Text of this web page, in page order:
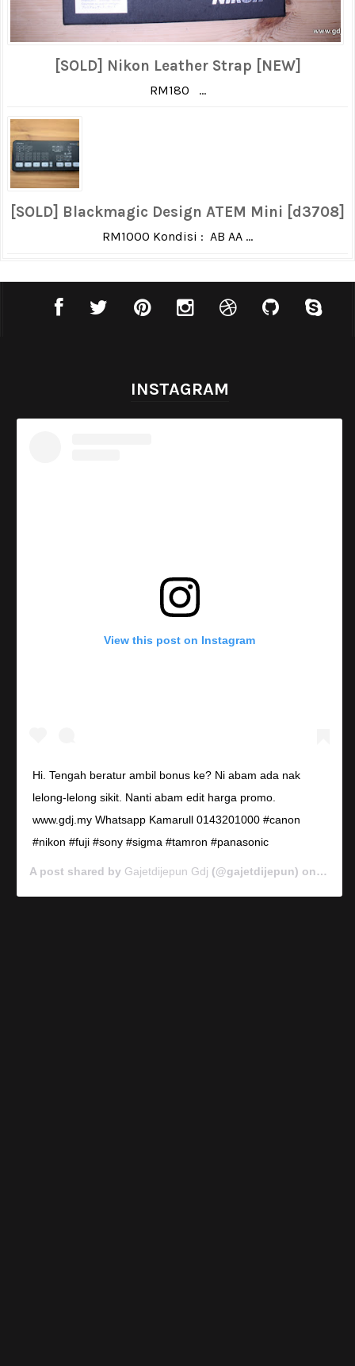
[SOLD] Nikon Leather Strap [NEW]
RM180 ...
[SOLD] Blackmagic Design ATEM Mini [d3708]
RM1000 Kondisi : AB AA ...
INSTAGRAM
View this post on Instagram
Hi. Tengah beratur ambil bonus ke? Ni abam ada nak
lelong-lelong sikit. Nanti abam edit harga promo.
www.gdj.my Whatsapp Kamarull 0143201000 #canon
#nikon #fuji #sony #sigma #tamron #panasonic
A post shared by Gajetdijepun Gdj (@gajetdijepun) on Jan 7,